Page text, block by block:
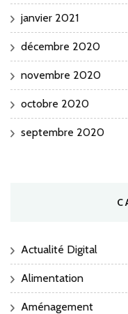
janvier 2021
décembre 2020
novembre 2020
octobre 2020
septembre 2020
Actualité Digital
Alimentation
Aménagement